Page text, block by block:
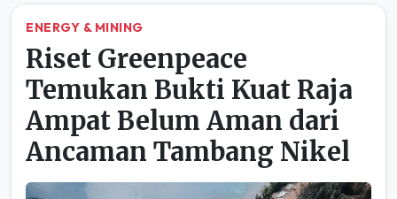
nan
Infrastrukt
ur Nasional
Pengolaha
ENERGY & MINING
Riset Greenpeace
Temukan Bukti Kuat Raja
Ampat Belum Aman dari
Ancaman Tambang Nikel